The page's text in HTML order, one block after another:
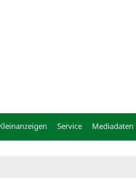
Service Mediadaten